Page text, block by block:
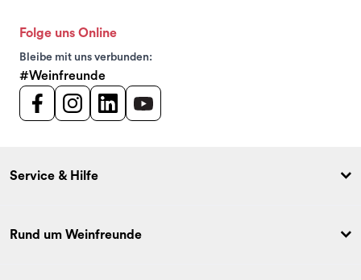
Folge uns Online
Bleibe mit uns verbunden:
#Weinfreunde
Service & Hilfe
Rund um Weinfreunde